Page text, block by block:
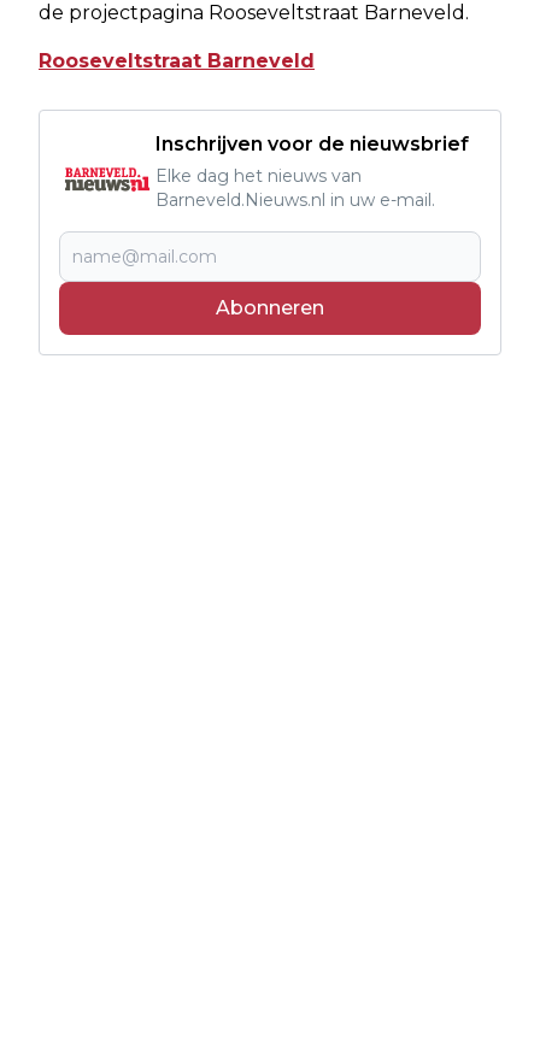
de projectpagina Rooseveltstraat Barneveld.
Rooseveltstraat Barneveld
Inschrijven voor de nieuwsbrief
Elke dag het nieuws van
Barneveld.Nieuws.nl in uw e-mail.
Abonneren